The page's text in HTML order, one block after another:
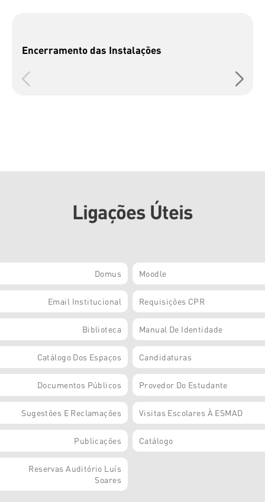
Encerramento das Instalações
Ligações Úteis
Domus Moodle
Email Institucional Requisições CPR
Biblioteca Manual De Identidade
Catálogo Dos Espaços Candidaturas
Documentos Públicos Provedor Do Estudante
Sugestões E Reclamações Visitas Escolares À ESMAD
Publicações Catálogo
Reservas Auditório Luís
Soares